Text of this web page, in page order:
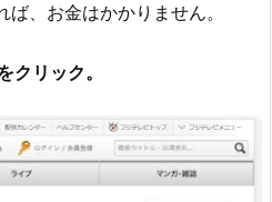
、お金はかかりません。
クリック。